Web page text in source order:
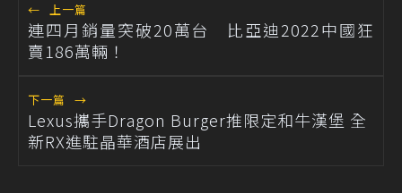
← 上一篇
連四月銷量突破20萬台 比亞迪2022中國狂
賣186萬輛！
下一篇 →
Lexus攜手Dragon Burger推限定和牛漢堡 全
新RX進駐晶華酒店展出